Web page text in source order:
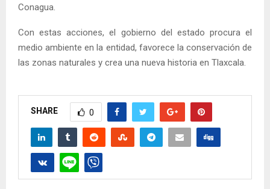
Conagua.
Con estas acciones, el gobierno del estado procura el
medio ambiente en la entidad, favorece la conservación de
las zonas naturales y crea una nueva historia en Tlaxcala.
SHARE 0